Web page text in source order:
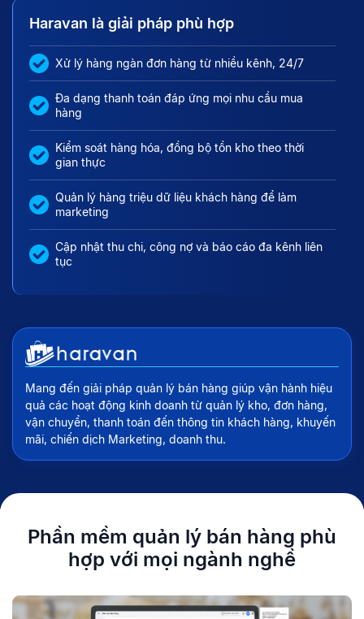
Haravan là giải pháp phù hợp
Xử lý hàng ngàn đơn hàng từ nhiều kênh, 24/7
Đa dạng thanh toán đáp ứng mọi nhu cầu mua
hàng
Kiểm soát hàng hóa, đồng bộ tồn kho theo thời
gian thực
Quản lý hàng triệu dữ liệu khách hàng để làm
marketing
Cập nhật thu chi, công nợ và báo cáo đa kênh liên
tục
Mang đến giải pháp quản lý bán hàng giúp vận hành hiệu
quả các hoạt động kinh doanh từ quản lý kho, đơn hàng,
vận chuyển, thanh toán đến thông tin khách hàng, khuyến
mãi, chiến dịch Marketing, doanh thu.
Phần mềm quản lý bán hàng phù
hợp với mọi ngành nghề